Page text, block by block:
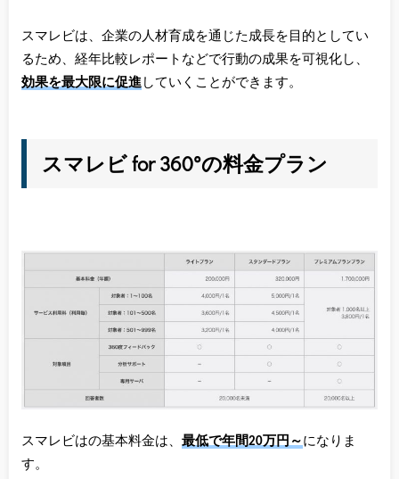
スマレビは、企業の人材育成を通じた成長を目的としてい
るため、経年比較レポートなどで行動の成果を可視化し、
効果を最大限に促進していくことができます。
スマレビ for 360°の料金プラン
スマレビはの基本料金は、 最低で年間20万円～になりま
す。